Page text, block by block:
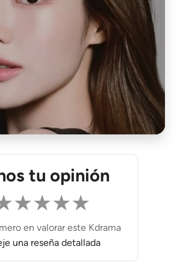
tu opinión
★★★★
en valorar este Kdrama
una reseña detallada